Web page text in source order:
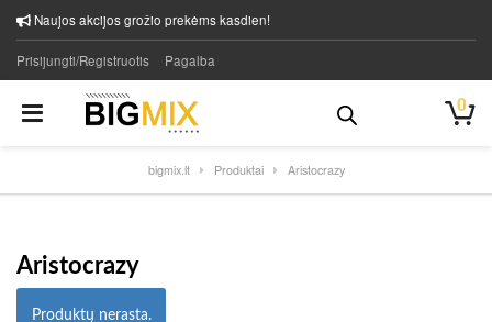
Naujos akcijos grožio prekėms kasdien!
Prisijungti/Registruotis Pagalba
0
bigmix.lt Produktai Aristocrazy
Aristocrazy
Produktų nerasta.